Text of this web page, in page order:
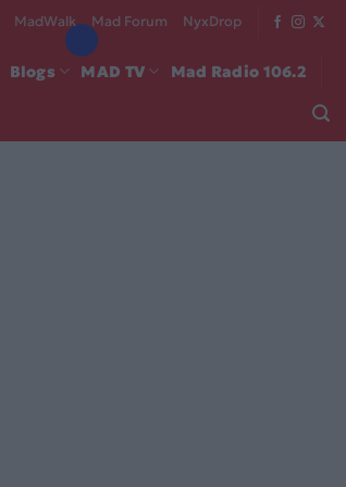
MadWalk Mad Forum NyxDrop
Blogs MAD TV Mad Radio 106.2